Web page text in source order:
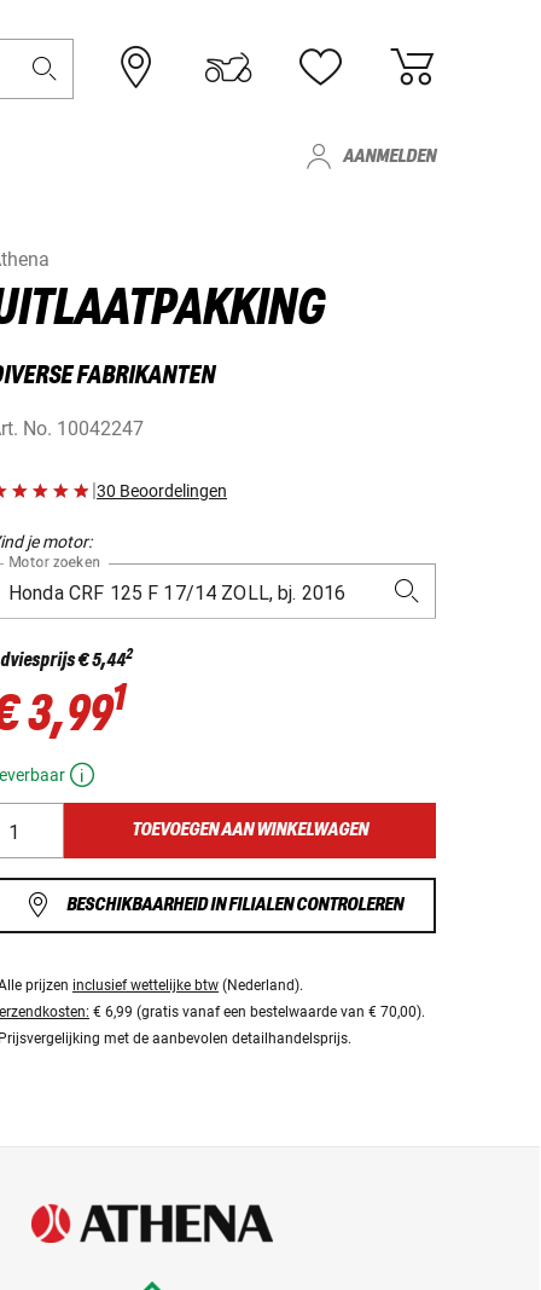
AANMELDEN
FABRIKANTEN
No. 10042247
|30 Beoordelingen
je motor:
Motor zoeken
€ 5,442
3,991
TOEVOEGEN AAN WINKELWAGEN
BESCHIKBAARHEID IN FILIALEN CONTROLEREN
prijzen inclusief wettelijke btw (Nederland).
€ 6,99 (gratis vanaf een bestelwaarde van € 70,00).
met de aanbevolen detailhandelsprijs.